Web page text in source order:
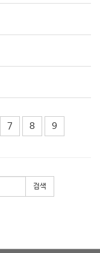
7 8 9
검색